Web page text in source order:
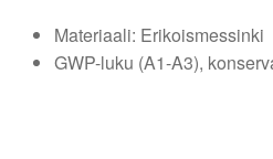
Materiaali: Erikoismessinki
GWP-luku (A1-A3),